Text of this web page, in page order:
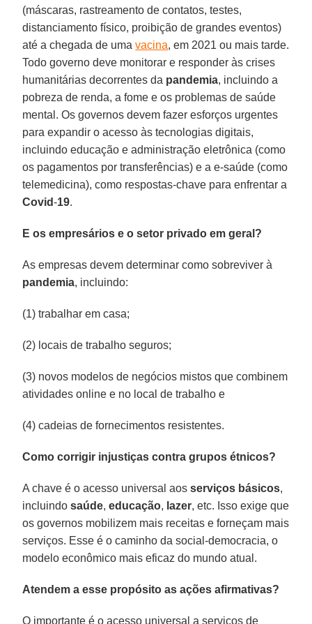
(máscaras, rastreamento de contatos, testes,
distanciamento físico, proibição de grandes eventos)
até a chegada de umavacina, em 2021 ou mais tarde.
Todo governo deve monitorar e responder às crises
humanitárias decorrentes da pandemia, incluindo a
pobreza de renda, a fome e os problemas de saúde
mental. Os governos devem fazer esforços urgentes
para expandir o acesso às tecnologias digitais,
incluindo educação e administração eletrônica (como
os pagamentos por transferências) e a e-saúde (como
telemedicina), como respostas-chave para enfrentar a
Covid-19.
E os empresários e o setor privado em geral?
As empresas devem determinar como sobreviver à
pandemia, incluindo:
(1) trabalhar em casa;
(2) locais de trabalho seguros;
(3) novos modelos de negócios mistos que combinem
atividades online e no local de trabalho e
(4) cadeias de fornecimentos resistentes.
Como corrigir injustiças contra grupos étnicos?
A chave é o acesso universal aosserviços básicos,
incluindosaúde,educação, lazer, etc. Isso exige que
os governos mobilizem mais receitas e forneçam mais
serviços. Esse é o caminho da social-democracia, o
modelo econômico mais eficaz do mundo atual.
Atendem a esse propósito as ações afirmativas?
O importante é o acesso universal a serviços de